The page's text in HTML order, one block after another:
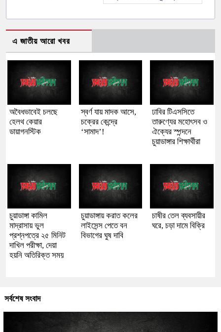
এ জাতীয় আরো খবর
অবৈধভাবেই চলছে
হেলথ কেয়ার
ডায়াগনস্টিক
স্বর্ণ যায় মাদক আসে,
চক্রের কেন্দ্রে
‘সামাদ’!
ঢাবির টিএসসিতে
তারুণ্যের মহোৎসব ও
ঐক্যের স্পন্দনে
চুয়াডাঙ্গার শিক্ষার্থীরা
চুয়াডাঙ্গা কামিল
মাদ্রাসায় ভুল
প্রশ্নপত্রে ২৫ মিনিট
দাখিল পরীক্ষা, দেয়া
হয়নি অতিরিক্ত সময়
চুয়াডাঙ্গায় করাত কলের
লাইসেন্স পেতে বন
বিভাগের ঘুষ দাবি
চাষীর তেল ব্যবসায়ীর
ঘরে, চড়া দামে বিক্রি
সর্বশেষ সংবাদ